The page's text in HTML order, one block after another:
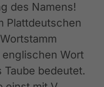
des Namens!
Plattdeutschen
Wort
Taube bedeutet.